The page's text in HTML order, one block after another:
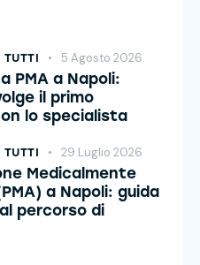
TUTTI 5 Agosto 2026
PMA a Napoli:
il primo
lo specialista
TUTTI 29 Luglio 2026
Medicalmente
a Napoli: guida
percorso di